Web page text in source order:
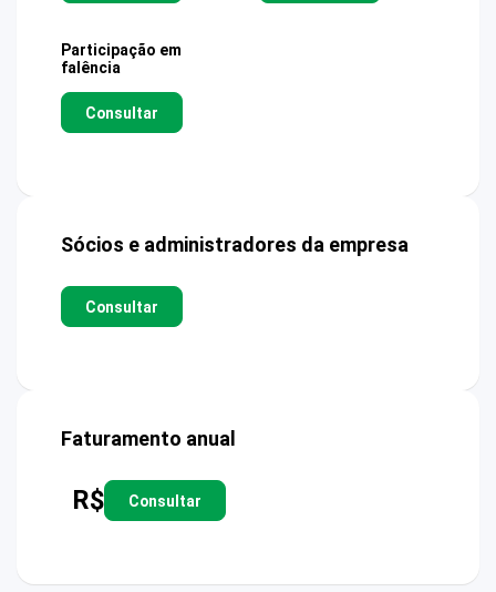
Participação em
falência
Consultar
Sócios e administradores da empresa
Consultar
Faturamento anual
R$ Consultar